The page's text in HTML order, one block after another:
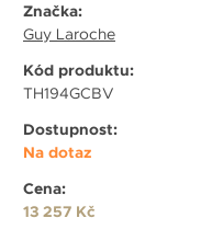
Značka:
Guy Laroche
Kód produktu:
TH194GCBV
Dostupnost:
Na dotaz
Cena:
13 257 Kč